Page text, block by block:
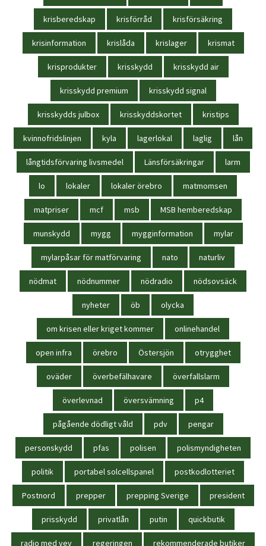
krisberedskap krisförråd krisförsäkring
krisinformation krislåda krislager krismat
krisprodukter krisskydd krisskydd air
krisskydd premium krisskydd signal
krisskydds julbox krisskyddskortet kristips
kvinnofridslinjen kyla lagerlokal laglig lån
långtidsförvaring livsmedel Länsförsäkringar larm
lo lokaler lokaler örebro matmomsen
matpriser mcf msb MSB hemberedskap
munskydd mygg mygginformation mylar
mylarpåsar för matförvaring nato naturliv
nödmat nödnummer nödradio nödsovsäck
nyheter öb olycka
om krisen eller kriget kommer onlinehandel
open infra örebro Östersjön otrygghet
oväder överbefälhavare överfallslarm
överlevnad översvämning p4
pågående dödligt våld pdv pengar
personskydd pfas polisen polismyndigheten
politik portabel solcellspanel postkodlotteriet
Postnord prepper prepping Sverige president
prisskydd privatlån putin quickbutik
radio med vev regeringen rekommenderade butiker